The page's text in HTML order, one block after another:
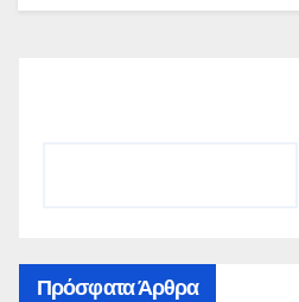
Πρόσφατα Άρθρα